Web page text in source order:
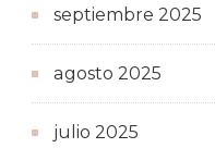
septiembre 2025
agosto 2025
julio 2025